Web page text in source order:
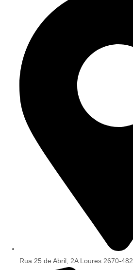
Rua 25 de Abril, 2A Loures 2670-482